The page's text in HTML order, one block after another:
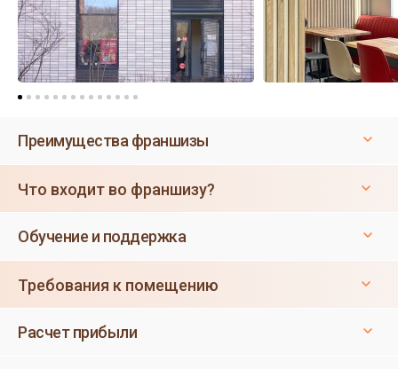
Преимущества франшизы
Что входит во франшизу?
Обучение и поддержка
Требования к помещению
Расчет прибыли